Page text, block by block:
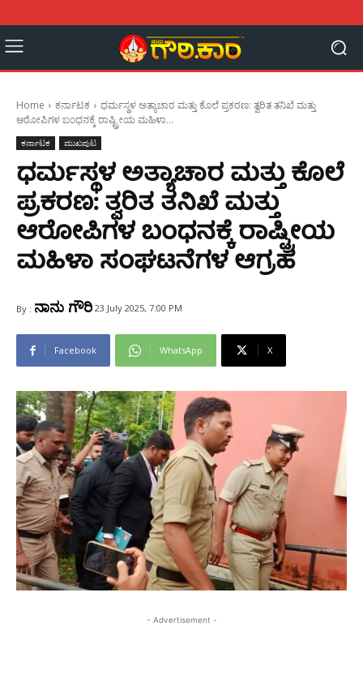
Home ಕರ್ನಾಟಕ
ಧರ್ಮಸ್ಥಳ ಅತ್ಯಾಚಾರ ಮತ್ತು ಕೊಲೆ ಪ್ರಕರಣ: ತ್ವರಿತ ತನಿಖೆ ಮತ್ತು
ಆರೋಪಿಗಳ ಬಂಧನಕ್ಕೆ ರಾಷ್ಟ್ರೀಯ ಮಹಿಳಾ...
ಕರ್ನಾಟಕ ಮುಖಪುಟ
ಧರ್ಮಸ್ಥಳ ಅತ್ಯಾಚಾರ ಮತ್ತು ಕೊಲೆ
ಪ್ರಕರಣ: ತ್ವರಿತ ತನಿಖೆ ಮತ್ತು
ಆರೋಪಿಗಳ ಬಂಧನಕ್ಕೆ ರಾಷ್ಟ್ರೀಯ
ಮಹಿಳಾ ಸಂಘಟನೆಗಳ ಆಗ್ರಹ
By : ನಾನು ಗೌರಿ 23 July 2025, 7:00 PM
Facebook WhatsApp X
- Advertisement -